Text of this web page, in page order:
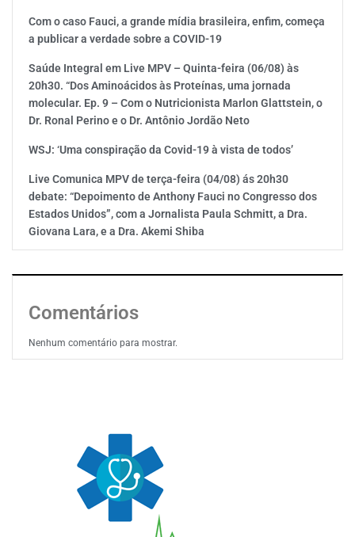
Com o caso Fauci, a grande mídia brasileira, enfim, começa
a publicar a verdade sobre a COVID-19
Saúde Integral em Live MPV – Quinta-feira (06/08) às
20h30. “Dos Aminoácidos às Proteínas, uma jornada
molecular. Ep. 9 – Com o Nutricionista Marlon Glattstein, o
Dr. Ronal Perino e o Dr. Antônio Jordão Neto
WSJ: ‘Uma conspiração da Covid-19 à vista de todos’
Live Comunica MPV de terça-feira (04/08) ás 20h30
debate: “Depoimento de Anthony Fauci no Congresso dos
Estados Unidos”, com a Jornalista Paula Schmitt, a Dra.
Giovana Lara, e a Dra. Akemi Shiba
Comentários
Nenhum comentário para mostrar.